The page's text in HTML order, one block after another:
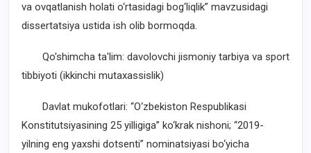
va ovqatlanish holati o‘rtasidagi bog‘liqlik” mavzusidagi
dissertatsiya ustida ish olib bormoqda.
Qo'shimcha ta'lim: davolovchi jismoniy tarbiya va sport
tibbiyoti (ikkinchi mutaxassislik)
Davlat mukofotlari: “O‘zbekiston Respublikasi
Konstitutsiyasining 25 yilligiga” ko‘krak nishoni; “2019-
yilning eng yaxshi dotsenti” nominatsiyasi bo‘yicha